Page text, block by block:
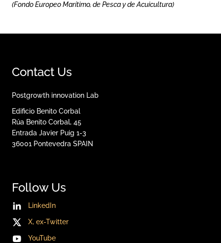
(Fondo Europeo Marítimo, de Pesca y de Acuicultura)
Contact Us
Postgrowth innovation Lab
Edificio Benito Corbal
Rúa Benito Corbal, 45
Entrada Javier Puig 1-3
36001 Pontevedra SPAIN
Follow Us
LinkedIn
X, ex-Twitter
YouTube